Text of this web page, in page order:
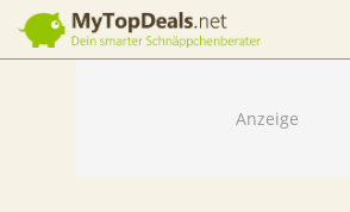
Dein smarter Schnäppchenberater